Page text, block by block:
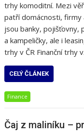
trhy komoditní. Mezi
patří domácnosti,
jsou banky, pojišťovny,
a kampeličky, ale i
trhy v ČR Finanční trhy
CELÝ ČLÁNEK
Finance
Čaj z maliníku –